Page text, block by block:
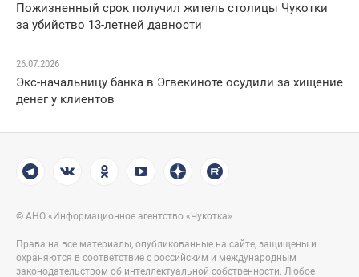
Пожизненный срок получил житель столицы Чукотки
за убийство 13-летней давности
26.07.2026
Экс-начальницу банка в Эгвекиноте осудили за хищение
денег у клиентов
© АНО «Информационное агентство «Чукотка»
Права на все материалы, опубликованные на сайте, защищены и
охраняются в соответствие с российским и международным
законодательством об интеллектуальной собственности. Любое